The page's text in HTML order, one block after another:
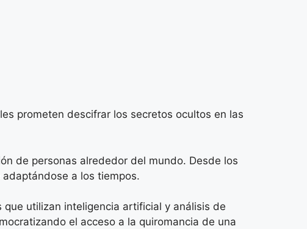
prometen descifrar los secretos ocultos en las
de personas alrededor del mundo. Desde los
a los tiempos.
utilizan inteligencia artificial y análisis de
el acceso a la quiromancia de una